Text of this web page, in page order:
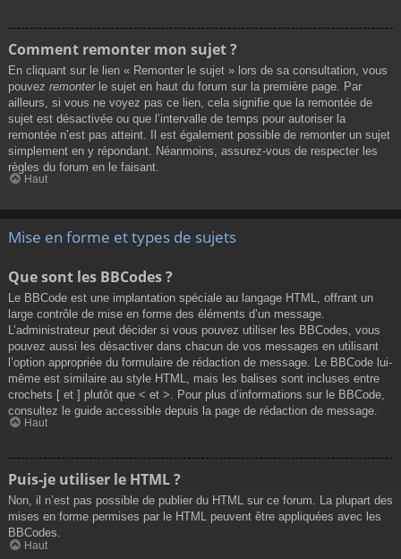
Comment remonter mon sujet ?
En cliquant sur le lien « Remonter le sujet » lors de sa consultation, vous
pouvez remonterle sujet en haut du forum sur la première page. Par
ailleurs, si vous ne voyez pas ce lien, cela signifie que la remontée de
sujet est désactivée ou que l’intervalle de temps pour autoriser la
remontée n’est pas atteint. Il est également possible de remonter un sujet
simplement en y répondant. Néanmoins, assurez-vous de respecter les
règles du forum en le faisant.
Haut
Mise en forme et types de sujets
Que sont les BBCodes ?
Le BBCode est une implantation spéciale au langage HTML, offrant un
large contrôle de mise en forme des éléments d’un message.
L’administrateur peut décider si vous pouvez utiliser les BBCodes, vous
pouvez aussi les désactiver dans chacun de vos messages en utilisant
l’option appropriée du formulaire de rédaction de message. Le BBCode lui-
même est similaire au style HTML, mais les balises sont incluses entre
crochets [ et ] plutôt que < et >. Pour plus d’informations sur le BBCode,
consultez le guide accessible depuis la page de rédaction de message.
Haut
Puis-je utiliser le HTML ?
Non, il n’est pas possible de publier du HTML sur ce forum. La plupart des
mises en forme permises par le HTML peuvent être appliquées avec les
BBCodes.
Haut